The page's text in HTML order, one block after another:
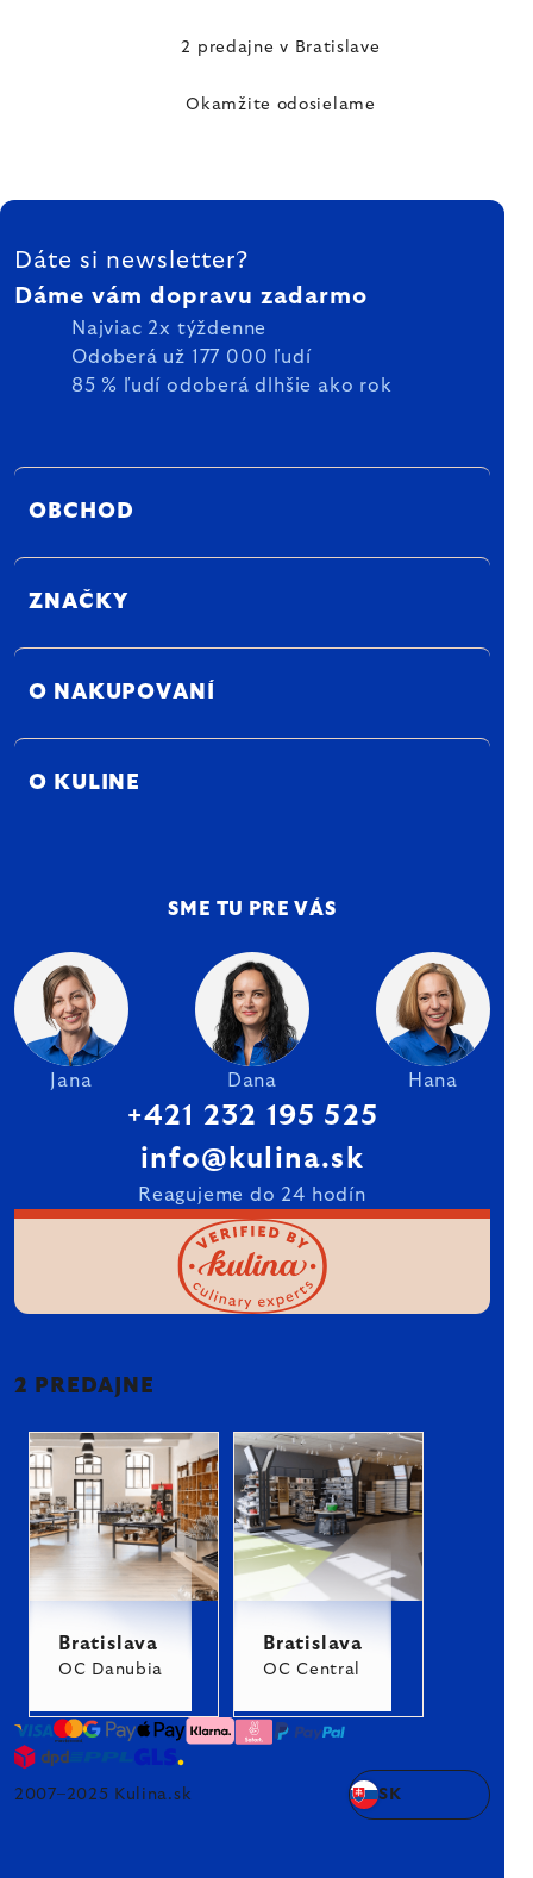
2 predajne v Bratislave
Okamžite odosielame
ZÁPÄTIE
Dáte si newsletter?
Dáme vám dopravu zadarmo
Najviac 2x týždenne
Odoberá už 177 000 ľudí
85 % ľudí odoberá dlhšie ako rok
OBCHOD
ZNAČKY
O NAKUPOVANÍ
O KULINE
SME TU PRE VÁS
Jana Dana Hana
+421 232 195 525
info@kulina.sk
Reagujeme do 24 hodín
2 PREDAJNE
Bratislava
OC Danubia
Bratislava
OC Central
2007–2025 Kulina.sk SK